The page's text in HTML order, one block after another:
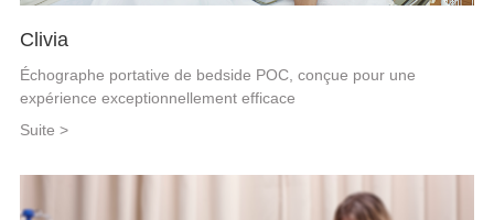
Clivia
Échographe portative de bedside POC, conçue pour une
expérience exceptionnellement efficace
Suite >